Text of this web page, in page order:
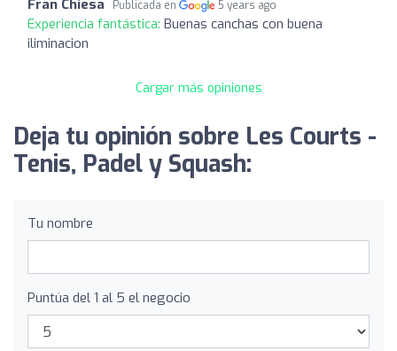
Fran Chiesa Publicada en 5 years ago
Experiencia fantástica: Buenas canchas con buena
iliminacion
Cargar más opiniones
Deja tu opinión sobre Les Courts -
Tenis, Padel y Squash:
Tu nombre
Puntúa del 1 al 5 el negocio